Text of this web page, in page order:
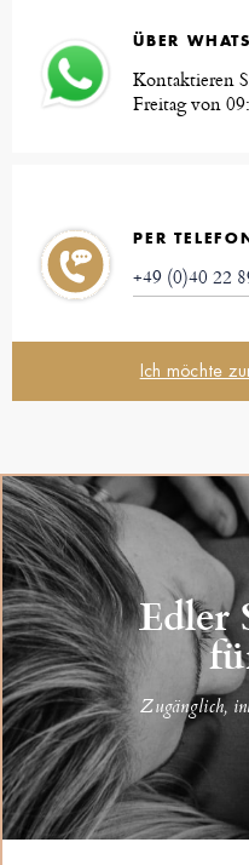
ÜBER
Kontaktieren
Freitag von
PER
+49 (0)40 22
Ich möchte
Edler
Zugänglich,